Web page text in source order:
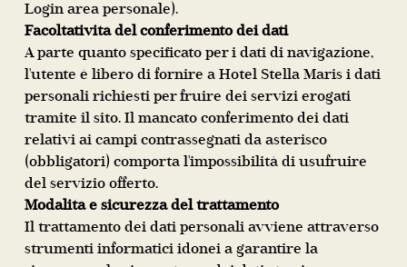
Login area personale).
Facoltatività del conferimento dei dati
A parte quanto specificato per i dati di navigazione,
l'utente è libero di fornire a Hotel Stella Maris i dati
personali richiesti per fruire dei servizi erogati
tramite il sito. Il mancato conferimento dei dati
relativi ai campi contrassegnati da asterisco
(obbligatori) comporta l'impossibilità di usufruire
del servizio offerto.
Modalità e sicurezza del trattamento
Il trattamento dei dati personali avviene attraverso
strumenti informatici idonei a garantire la